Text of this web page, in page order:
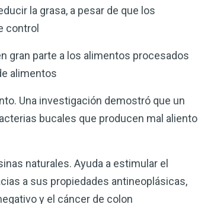
la grasa, a pesar de que los
control
gran parte a los alimentos procesados
alimentos
Una investigación demostró que un
bucales que producen mal aliento
naturales. Ayuda a estimular el
a sus propiedades antineoplásicas,
y el cáncer de colon